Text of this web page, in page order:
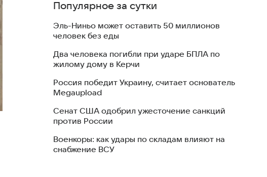
Популярное за сутки
Эль-Ниньо может оставить 50 миллионов
человек без еды
Два человека погибли при ударе БПЛА по
жилому дому в Керчи
Россия победит Украину, считает основатель
Megaupload
Сенат США одобрил ужесточение санкций
против России
Военкоры: как удары по складам влияют на
снабжение ВСУ